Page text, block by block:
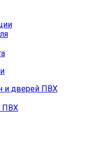
и дверей ПВХ
ПВХ